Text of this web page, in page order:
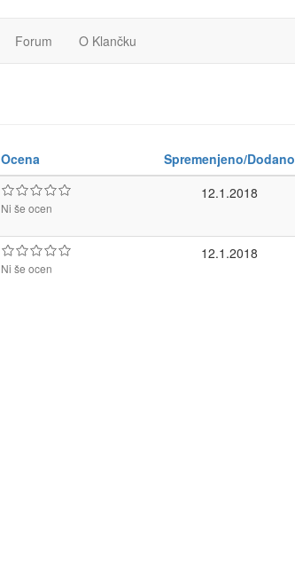
Forum O Klančku
Ocena
Spremenjeno/Dodano
Ni še ocen
12.1.2018
Ni še ocen
12.1.2018